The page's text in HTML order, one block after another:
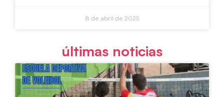
8 de abril de 2025
últimas noticias